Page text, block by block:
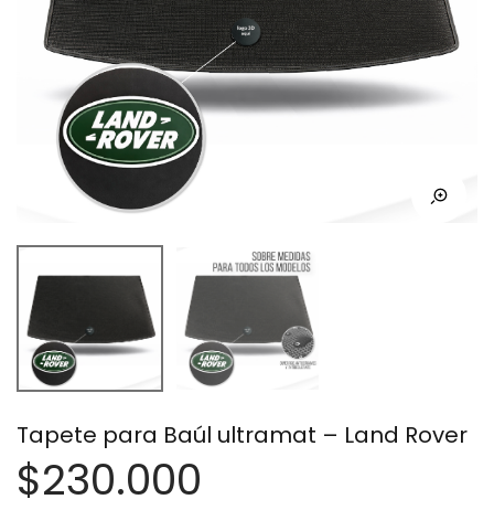
Tapete para Baúl ultramat – Land Rover
$230.000